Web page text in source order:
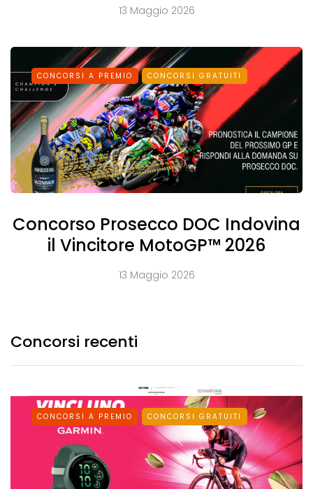
13 Maggio 2026
CONCORSI A PREMIO CONCORSI GRATUITI
Concorso Prosecco DOC Indovina
il Vincitore MotoGP™ 2026
13 Maggio 2026
Concorsi recenti
CONCORSI A PREMIO CONCORSI GRATUITI